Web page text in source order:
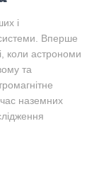
і
Вперше
коли астрономи
та
наземних